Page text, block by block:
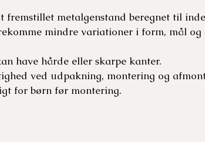
metalgenstand beregnet til
mindre variationer i form, mål og
have hårde eller skarpe kanter.
ved udpakning, montering og
for børn før montering.